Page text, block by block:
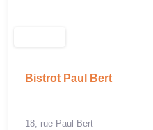
Bistrot Paul Bert
18, rue Paul Bert